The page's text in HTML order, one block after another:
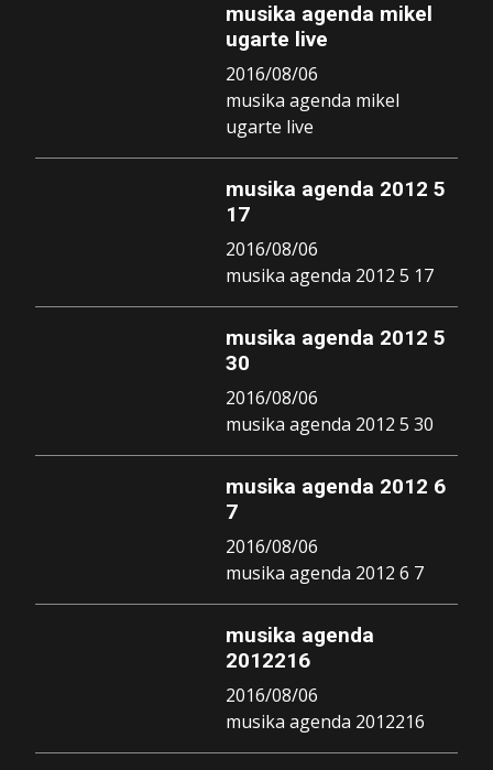
musika agenda mikel
ugarte live
2016/08/06
musika agenda mikel
ugarte live
musika agenda 2012 5
17
2016/08/06
musika agenda 2012 5 17
musika agenda 2012 5
30
2016/08/06
musika agenda 2012 5 30
musika agenda 2012 6
7
2016/08/06
musika agenda 2012 6 7
musika agenda
2012216
2016/08/06
musika agenda 2012216